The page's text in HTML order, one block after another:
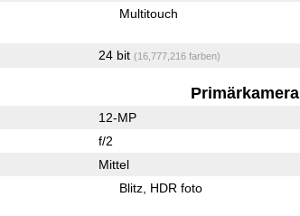
Multitouch
24 bit (16,777,216 farben)
Primärkamera
12-MP
f/2
Mittel
Blitz HDR foto